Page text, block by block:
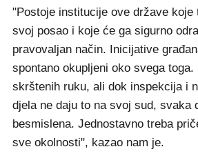
"Postoje institucije ove države koje
svoj posao i koje će ga sigurno
pravovaljan način. Inicijative
spontano okupljeni oko svega
skrštenih ruku, ali dok inspekcija i
djela ne daju to na svoj sud, svaka
besmislena. Jednostavno treba
sve okolnosti", kazao nam je.